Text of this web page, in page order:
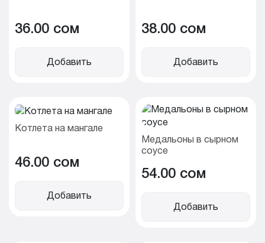
36.00 cом
Добавить
38.00 cом
Добавить
Котлета на мангале
46.00 cом
Добавить
Медальоны в сырном
соусе
54.00 cом
Добавить